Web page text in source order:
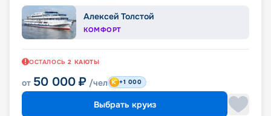
Алексей Толстой
КОМФОРТ
ОСТАЛОСЬ 2 КАЮТЫ
от 50 000 ₽ /чел +1 000
Выбрать круиз